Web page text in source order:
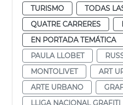
TURISMO
TODAS
QUATRE CARRERES
EN PORTADA TEMÁTICA
PAULA LLOBET
MONTOLIVET
ART
ARTE URBANO
LLIGA NACIONAL GRAFITI